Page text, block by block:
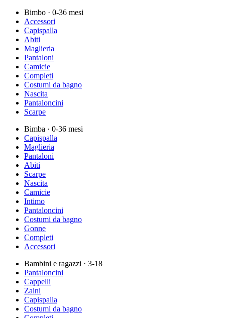
Bimbo · 0-36 mesi
Accessori
Capispalla
Abiti
Maglieria
Pantaloni
Camicie
Completi
Costumi da bagno
Nascita
Pantaloncini
Scarpe
Bimba · 0-36 mesi
Capispalla
Maglieria
Pantaloni
Abiti
Scarpe
Nascita
Camicie
Intimo
Pantaloncini
Costumi da bagno
Gonne
Completi
Accessori
Bambini e ragazzi · 3-18
Pantaloncini
Cappelli
Zaini
Capispalla
Costumi da bagno